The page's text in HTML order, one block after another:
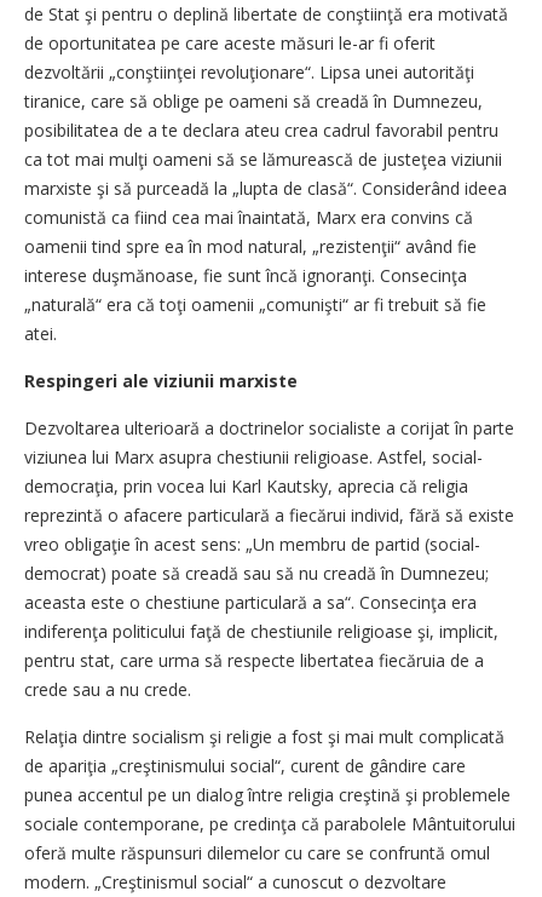
de Stat şi pentru o deplină libertate de conştiinţă era motivată
de oportunitatea pe care aceste măsuri le-ar fi oferit
dezvoltării „conştiinţei revoluţionare“. Lipsa unei autorităţi
tiranice, care să oblige pe oameni să creadă în Dumnezeu,
posibilitatea de a te declara ateu crea cadrul favorabil pentru
ca tot mai mulţi oameni să se lămurească de justeţea viziunii
marxiste şi să purceadă la „lupta de clasă“. Considerând ideea
comunistă ca fiind cea mai înaintată, Marx era convins că
oamenii tind spre ea în mod natural, „rezistenţii“ având fie
interese duşmănoase, fie sunt încă ignoranţi. Consecinţa
„naturală“ era că toţi oamenii „comunişti“ ar fi trebuit să fie
atei.
Respingeri ale viziunii marxiste
Dezvoltarea ulterioară a doctrinelor socialiste a corijat în parte
viziunea lui Marx asupra chestiunii religioase. Astfel, social-
democraţia, prin vocea lui Karl Kautsky, aprecia că religia
reprezintă o afacere particulară a fiecărui individ, fără să existe
vreo obligaţie în acest sens: „Un membru de partid (social-
democrat) poate să creadă sau să nu creadă în Dumnezeu;
aceasta este o chestiune particulară a sa“. Consecinţa era
indiferenţa politicului faţă de chestiunile religioase şi, implicit,
pentru stat, care urma să respecte libertatea fiecăruia de a
crede sau a nu crede.
Relaţia dintre socialism şi religie a fost şi mai mult complicată
de apariţia „creştinismului social“, curent de gândire care
punea accentul pe un dialog între religia creştină şi problemele
sociale contemporane, pe credinţa că parabolele Mântuitorului
oferă multe răspunsuri dilemelor cu care se confruntă omul
modern. „Creştinismul social“ a cunoscut o dezvoltare